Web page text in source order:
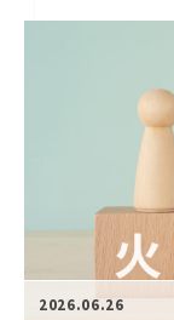
2026.06.26